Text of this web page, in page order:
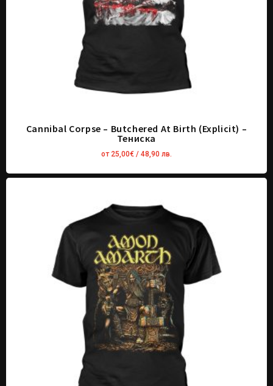
Cannibal Corpse – Butchered At Birth (Explicit) –
Тениска
от 25,00€ / 48,90 лв.